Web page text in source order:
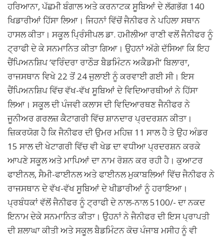
ਹਰਿਆਨਾ, ਪੱਛਮੀ ਬੰਗਾਲ ਅਤੇ ਕਰਨਾਟਕ ਸੂਬਿਆਂ ਦੇ ਲੱਗਭੱਗ 140
ਖਿਡਾਰੀਆਂ ਹਿੱਸਾ ਲਿਆ। ਜਿਹਨਾਂ ਵਿੱਚੋਂ ਜੈਨੀਫਰ ਨੇ ਪਹਿਲਾ ਸਥਾਨ
ਹਾਸਲ ਕੀਤਾ। ਸਕੂਲ ਪ੍ਰਿੰਸੀਪਲ ਡਾ. ਹਮੀਲੀਆ ਰਾਣੀ ਵਲੋਂ ਜੈਨੀਫਰ ਨੂੰ
ਟ੍ਰਾਫੀ ਦੇ ਕੇ ਸਨਮਾਨਿਤ ਕੀਤਾ ਗਿਆ। ਉਹਨਾਂ ਅੱਗੇ ਦੱਸਿਆ ਕਿ ਇਹ
ਚੈਂਪਿਅਨਸ਼ਿਪ ‘ਵਰਿੰਦਰਾ ਰਾਠੌੜ ਬੈਡਮਿੰਟਨ ਅਕੈਡਮੀ’ ਬਿਲਾਰਾ,
ਰਾਜਸਥਾਨ ਵਿਖੇ 22 ਤੋਂ 24 ਜੁਲਾਈ ਨੂੰ ਕਰਵਾਈ ਗਈ ਸੀ। ਇਸ
ਚੈਂਪਿਅਨਸ਼ਿਪ ਵਿੱਚ ਵੱਖ-ਵੱਖ ਸੂਬਿਆਂ ਦੇ ਵਿਦਿਆਰਥੀਆਂ ਨੇ ਹਿੱਸਾ
ਲਿਆ। ਸਕੂਲ ਦੀ ਪੰਜਵੀ ਕਲਾਸ ਦੀ ਵਿਦਿਆਰਥਣ ਜੈਨੀਫਰ ਨੇ
ਜੂਨੀਅਰ ਗਰਲਜ਼ ਕੈਟਾਗਰੀ ਵਿੱਚ ਸ਼ਾਨਦਾਰ ਪ੍ਰਦਰਸ਼ਨ ਕੀਤਾ।
ਜ਼ਿਕਰਯੋਗ ਹੈ ਕਿ ਜੈਨੀਫਰ ਦੀ ਉਮਰ ਮਹਿਜ਼ 11 ਸਾਲ ਹੈ ਤੇ ਉਹ ਅੰਡਰ
15 ਸਾਲ ਦੀ ਖੇਟਾਗਰੀ ਵਿੱਚ ਵੀ ਖੇਡ ਦਾ ਵਧੀਆ ਪ੍ਰਦਰਸ਼ਨ ਕਰਕੇ
ਆਪਣੇ ਸਕੂਲ ਅਤੇ ਮਾਪਿਆਂ ਦਾ ਨਾਮ ਰੋਸ਼ਨ ਕਰ ਰਹੀ ਹੈ। ਕੁਆਟਰ
ਫਾਈਨਲ, ਸੈਮੀ-ਫਾਈਨਲ ਅਤੇ ਫਾਈਨਲ ਮੁਕਾਬਲਿਆਂ ਵਿੱਚ ਜੈਨੀਫਰ ਨੇ
ਰਾਜਸਥਾਨ ਦੇ ਵੱਖ-ਵੱਖ ਸੂਬਿਆਂ ਦੇ ਖੀਡਾਰੀਆਂ ਨੂੰ ਹਰਾਇਆ।
ਪ੍ਰਬੰਧਕਾਂ ਵੱਲੋਂ ਜੈਨੀਫਰ ਨੂੰ ਟ੍ਰਾਫੀ ਦੇ ਨਾਲ-ਨਾਲ 5100/- ਦਾ ਨਕਦ
ਇਨਾਮ ਦੇਕੇ ਸਨਮਾਨਿਤ ਕੀਤਾ। ਉਹਨਾਂ ਨੇ ਜੈਨੀਫਰ ਦੀ ਇਸ ਪ੍ਰਾਪਤੀ
ਦੀ ਸ਼ਲਾਘਾ ਕੀਤੀ ਅਤੇ ਸਕੂਲ ਬੈਡਮਿੰਟਨ ਕੋਚ ਪੰਜਾਬ ਮਸੀਹ ਨੂੰ ਵੀ